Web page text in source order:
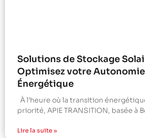
Solutions de Stockage
Optimisez votre Autonomie
Énergétique
À l’heure où la transition
priorité, APIE TRANSITION, basée à
Lire la suite »